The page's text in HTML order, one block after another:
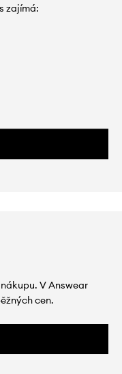
zajímá:
V Answear
cen.